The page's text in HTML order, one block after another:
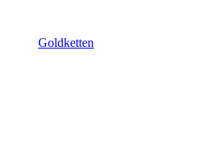
Goldketten